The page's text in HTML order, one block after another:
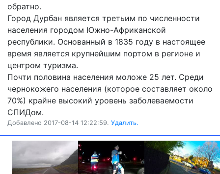
обратно.
Город Дурбан является третьим по численности
населения городом Южно-Африканской
республики. Основанный в 1835 году в настоящее
время является крупнейшим портом в регионе и
центром туризма.
Почти половина населения моложе 25 лет. Среди
чернокожего населения (которое составляет около
70%) крайне высокий уровень заболеваемости
СПИДом.
Добавлено 2017-08-14 12:22:59. Удалить.